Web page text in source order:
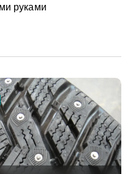
руками